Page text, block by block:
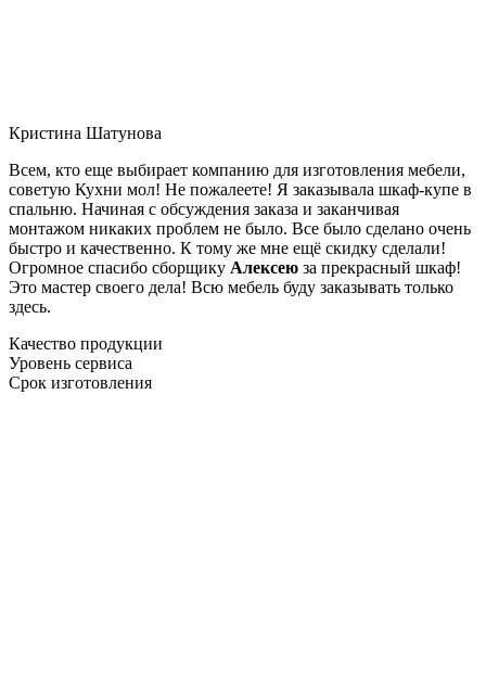
Кристина Шатунова
Всем, кто еще выбирает компанию для изготовления мебели,
советую Кухни мол! Не пожалеете! Я заказывала шкаф-купе в
спальню. Начиная с обсуждения заказа и заканчивая
монтажом никаких проблем не было. Все было сделано очень
быстро и качественно. К тому же мне ещё скидку сделали!
Огромное спасибо сборщику Алексею за прекрасный шкаф!
Это мастер своего дела! Всю мебель буду заказывать только
здесь.
Качество продукции
Уровень сервиса
Срок изготовления